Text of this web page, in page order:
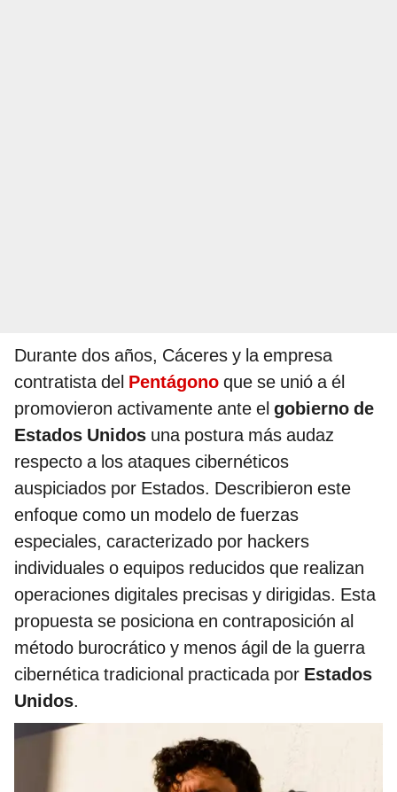
Durante dos años, Cáceres y la empresa
contratista del Pentágono que se unió a él
promovieron activamente ante el gobierno de
Estados Unidos una postura más audaz
respecto a los ataques cibernéticos
auspiciados por Estados. Describieron este
enfoque como un modelo de fuerzas
especiales, caracterizado por hackers
individuales o equipos reducidos que realizan
operaciones digitales precisas y dirigidas. Esta
propuesta se posiciona en contraposición al
método burocrático y menos ágil de la guerra
cibernética tradicional practicada por Estados
Unidos.